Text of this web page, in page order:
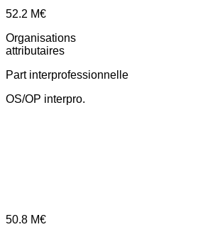
52.2 M€
Organisations
attributaires
Part interprofessionnelle
OS/OP interpro.
50.8 M€